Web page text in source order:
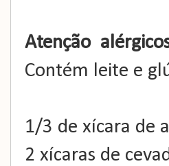
Atenção
Contém leite e
1/3 de xícara de
2 xícaras de